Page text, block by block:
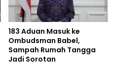
183 Aduan Masuk ke
Ombudsman Babel,
Sampah Rumah Tangga
Jadi Sorotan